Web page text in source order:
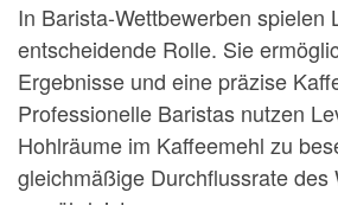
In Barista-Wettbewerben spielen
entscheidende Rolle. Sie
Ergebnisse und eine präzise
Professionelle Baristas nutzen
Hohlräume im Kaffeemehl zu
gleichmäßige Durchflussrate des